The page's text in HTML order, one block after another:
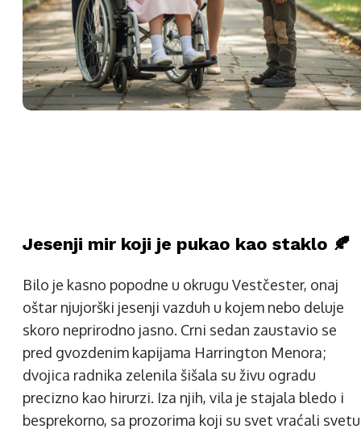
Jesenji mir koji je pukao kao staklo 🍂
Bilo je kasno popodne u okrugu Vestčester, onaj
oštar njujorški jesenji vazduh u kojem nebo deluje
skoro neprirodno jasno. Crni sedan zaustavio se
pred gvozdenim kapijama Harrington Menora;
dvojica radnika zelenila šišala su živu ogradu
precizno kao hirurzi. Iza njih, vila je stajala bledo i
besprekorno, sa prozorima koji su svet vraćali svetu